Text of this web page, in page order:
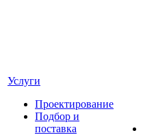
Услуги
Проектирование
Подбор и
поставка